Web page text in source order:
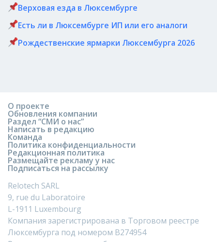
Верховая езда в Люксембурге
Есть ли в Люксембурге ИП или его аналоги
Рождественские ярмарки Люксембурга 2026
О проекте
Обновления компании
Раздел “СМИ о нас”
Написать в редакцию
Команда
Политика конфиденциальности
Редакционная политика
Размещайте рекламу у нас
Подписаться на рассылку
Relotech SARL
9, rue du Laboratoire
L-1911 Luxembourg
Компания зарегистрирована в Торговом реестре
Люксембурга под номером B274954